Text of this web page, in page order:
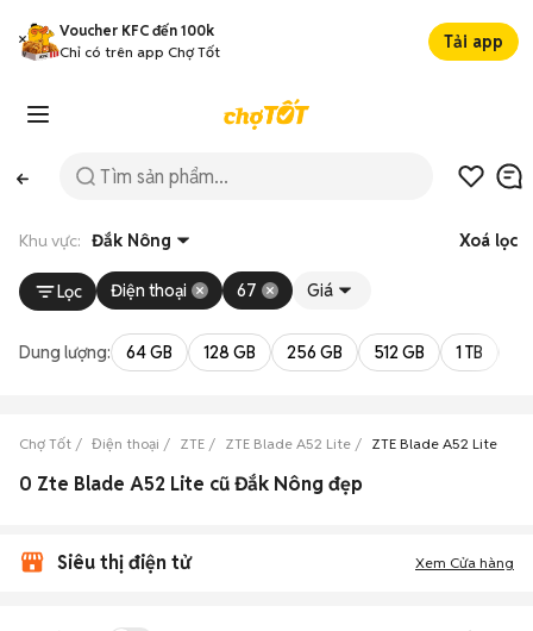
Voucher KFC đến 100k
Chỉ có trên app Chợ Tốt
Tải app
Khu vực: Đắk Nông Xoá lọc
Lọc Điện thoại 67 Giá
Dung lượng: 64 GB 128 GB 256 GB 512 GB 1 TB
Chợ Tốt Điện thoại ZTE ZTE Blade A52 Lite ZTE Blade A52 Lite Đắk
0 Zte Blade A52 Lite cũ Đắk Nông đẹp
Siêu thị điện tử Xem Cửa hàng